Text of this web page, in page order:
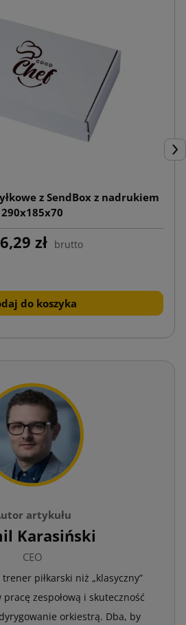
z SendBox z nadrukiem
290x185x70
6,29 zł brutto
do koszyka
artykułu
Karasiński
CEO
piłkarski niż „klasyczny”
zespołową i skuteczność
orkiestrą. Dba, by